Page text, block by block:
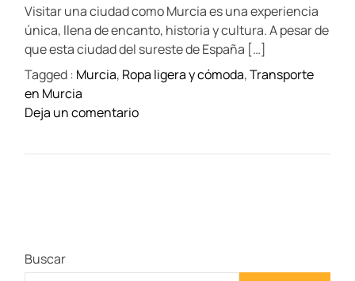
i
m
e
Visitar una ciudad como Murcia es una experiencia
única, llena de encanto, historia y cultura. A pesar de
que esta ciudad del sureste de España […]
Tagged : Murcia, Ropa ligera y cómoda,Transporte
en Murcia
Deja un comentarioo
L
Buscar